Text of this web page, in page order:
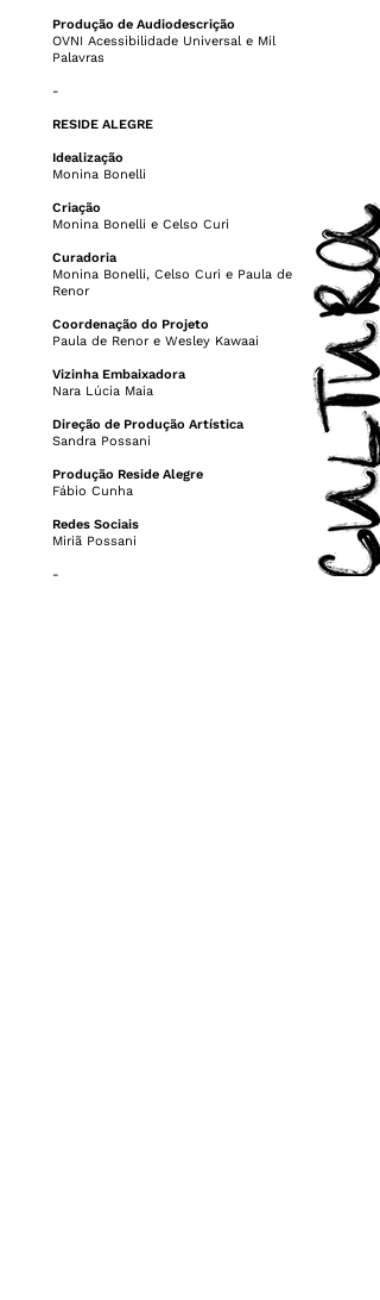
Produção de Audiodescrição
OVNI Acessibilidade Universal e Mil
Palavras
-
RESIDE ALEGRE
Idealização
Monina Bonelli
Criação
Monina Bonelli e Celso Curi
Curadoria
Monina Bonelli, Celso Curi e Paula de
Renor
Coordenação do Projeto
Paula de Renor e Wesley Kawaai
Vizinha Embaixadora
Nara Lúcia Maia
Direção de Produção Artística
Sandra Possani
Produção Reside Alegre
Fábio Cunha
Redes Sociais
Miriã Possani
-